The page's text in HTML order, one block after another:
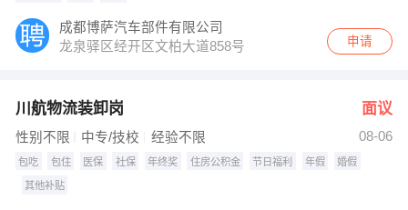
成都博萨汽车部件有限公司
龙泉驿区经开区文柏大道858号
申请
川航物流装卸岗 面议
性别不限 中专/技校 经验不限 08-06
包吃 包住 医保 社保 年终奖 住房公积金 节日福利 年假 婚假
其他补贴